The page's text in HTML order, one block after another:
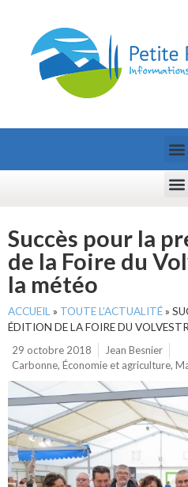
Succès pour la
de la Foire du
la météo
ACCUEIL » TOUTE L’ACTUALITÉ»
ÉDITION DE LA FOIRE DU
29 octobre 2018
Jean Besnier
Carbonne, Économie et agriculture,